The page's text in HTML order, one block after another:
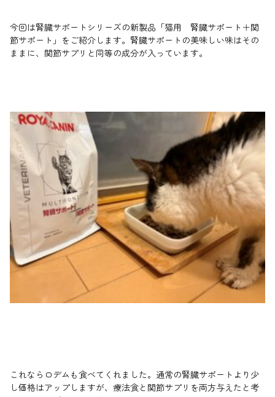
今回は腎臓サポートシリーズの新製品「猫用 腎臓サポート＋関
節サポート」をご紹介します。腎臓サポートの美味しい味はその
ままに、関節サプリと同等の成分が入っています。
これならロデムも食べてくれました。通常の腎臓サポートより少
し価格はアップしますが、療法食と関節サプリを両方与えたと考